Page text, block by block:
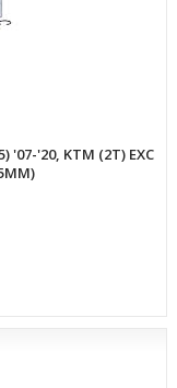
'07-'20, KTM (2T) EXC